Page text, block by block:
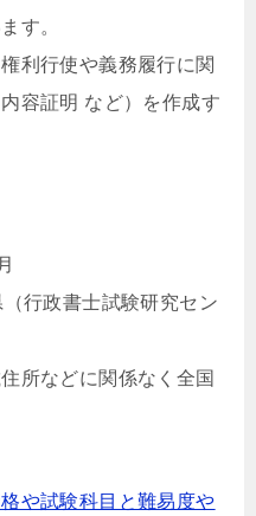
す。
利行使や義務履行に関
容証明 など）を作成す
月
行政書士試験研究セン
所などに関係なく全国
や試験科目と難易度や